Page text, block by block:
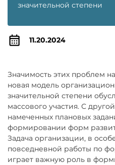
значительной степени
11.20.2024
Значимость этих проблем
новая модель
значительной степени
массового участия. С
намеченных плановых
формировании форм
Задача организации, в
повседневной работы по
играет важную роль в